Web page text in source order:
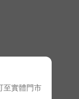
至實體門市